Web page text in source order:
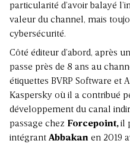
particularité d’avoir balayé
valeur du channel, mais
cybersécurité.
Côté éditeur d’abord, après
passe près de 8 ans au
étiquettes BVRP Software et
Kaspersky où il a contribué
développement du canal
passage chez Forcepoint,il
intégrant Abbakan en 2019